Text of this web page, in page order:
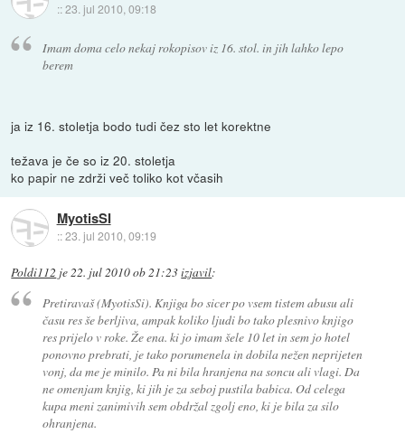
::23. jul 2010, 09:18
Imam doma celo nekaj rokopisov iz 16. stol. in jih lahko lepo
berem
ja iz 16. stoletja bodo tudi čez sto let korektne
težava je če so iz 20. stoletja
ko papir ne zdrži več toliko kot včasih
MyotisSI
::23. jul 2010, 09:19
Poldi112 je22. jul 2010 ob 21:23izjavil:
Pretiravaš (MyotisSi). Knjiga bo sicer po vsem tistem abusu ali
času res še berljiva, ampak koliko ljudi bo tako plesnivo knjigo
res prijelo v roke. Že ena. ki jo imam šele 10 let in sem jo hotel
ponovno prebrati, je tako porumenela in dobila nežen neprijeten
vonj, da me je minilo. Pa ni bila hranjena na soncu ali vlagi. Da
ne omenjam knjig, ki jih je za seboj pustila babica. Od celega
kupa meni zanimivih sem obdržal zgolj eno, ki je bila za silo
ohranjena.